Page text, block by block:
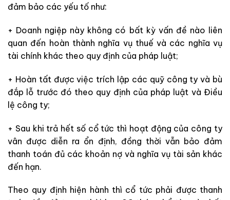
đảm bảo các yếu tố như:
+ Doanh ngiệp này không có bất kỳ vấn đề nào liên
quan đến hoàn thành nghĩa vụ thuế và các nghĩa vụ
tài chính khác theo quy định của pháp luật;
+ Hoàn tất được việc trích lập các quỹ công ty và bù
đắp lỗ trước đó theo quy định của pháp luật và Điều
lệ công ty;
+ Sau khi trả hết số cổ tức thì hoạt động của công ty
vân được diễn ra ổn định, đồng thời vẫn bảo đảm
thanh toán đủ các khoản nợ và nghĩa vụ tài sản khác
đến hạn.
Theo quy định hiện hành thì cổ tức phải được thanh